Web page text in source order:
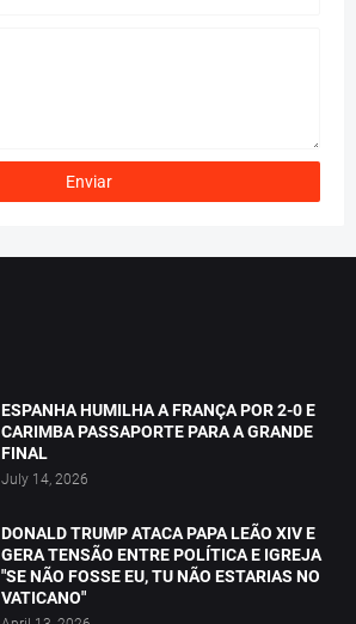
ESPANHA HUMILHA A FRANÇA POR 2-0 E
CARIMBA PASSAPORTE PARA A GRANDE
FINAL
July 14, 2026
DONALD TRUMP ATACA PAPA LEÃO XIV E
GERA TENSÃO ENTRE POLÍTICA E IGREJA
"SE NÃO FOSSE EU, TU NÃO ESTARIAS NO
VATICANO"